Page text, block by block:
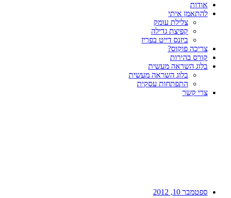
אודות
להתאמן איתי
צלילת עומק
קפיצת גדילה
ביזנס דייט בפריז
צריכה פוקוס?
קורס בהירות
בלוג השראה מעשית
בלוג השראה מעשית
התפתחות עסקית
צרי קשר
ספטמבר 10, 2012